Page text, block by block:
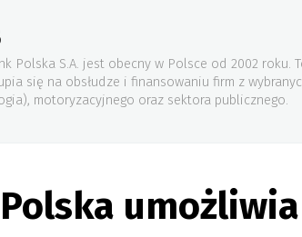
Polska S.A. jest obecny w Polsce od 2002
się na obsłudze i finansowaniu firm z
motoryzacyjnego oraz sektora publicznego.
Polska